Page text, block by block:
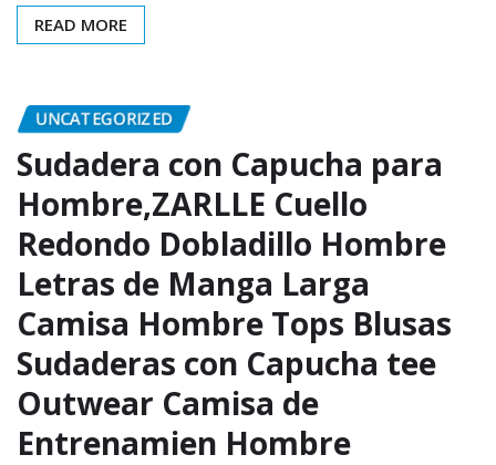
READ MORE
UNCATEGORIZED
Sudadera con Capucha para
Hombre,ZARLLE Cuello
Redondo Dobladillo Hombre
Letras de Manga Larga
Camisa Hombre Tops Blusas
Sudaderas con Capucha tee
Outwear Camisa de
Entrenamien Hombre